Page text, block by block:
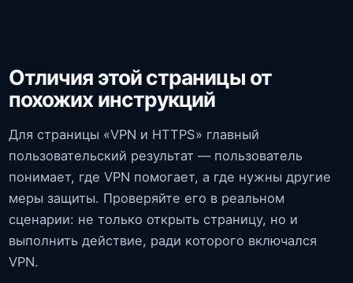
Отличия этой страницы от
похожих инструкций
Для страницы «VPN и HTTPS» главный
пользовательский результат — пользователь
понимает, где VPN помогает, а где нужны другие
меры защиты. Проверяйте его в реальном
сценарии: не только открыть страницу, но и
выполнить действие, ради которого включался
VPN.